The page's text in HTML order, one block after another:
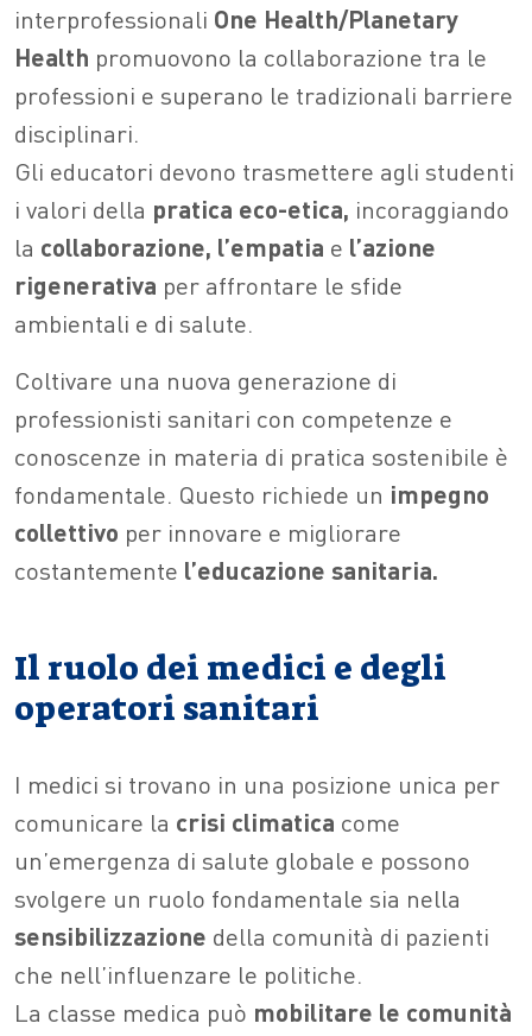
interprofessionali One Health/Planetary
Health promuovono la collaborazione tra le
professioni e superano le tradizionali barriere
disciplinari.
Gli educatori devono trasmettere agli studenti
i valori della pratica eco-etica, incoraggiando
la collaborazione, l’empatia e l’azione
rigenerativa per affrontare le sfide
ambientali e di salute.
Coltivare una nuova generazione di
professionisti sanitari con competenze e
conoscenze in materia di pratica sostenibile è
fondamentale. Questo richiede un impegno
collettivo per innovare e migliorare
costantemente l’educazione sanitaria.
Il ruolo dei medici e degli
operatori sanitari
I medici si trovano in una posizione unica per
comunicare la crisi climatica come
un’emergenza di salute globale e possono
svolgere un ruolo fondamentale sia nella
sensibilizzazione della comunità di pazienti
che nell’influenzare le politiche.
La classe medica può mobilitare le comunità